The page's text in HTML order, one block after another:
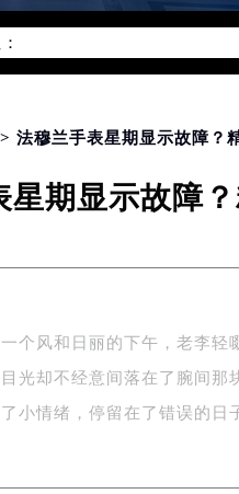
写字楼D座11层1102室（北
6层602室（需提前预约）
层3705室（需提前预约）
写字楼22层C1-1室（需提前
写字楼（华润万象城）17层
20层2009室（需提前预约）
座5层503-5室（需提前预约）
> 法穆兰手表星期显示故障？
星期显示故障
一个风和日丽的下午，老李轻
光却不经意间落在了腕间
小情绪，停留在了错误的日